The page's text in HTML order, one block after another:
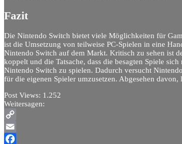
Fazit
Die Nintendo Switch bietet viele Möglichkeiten für
ist die Umsetzung von teilweise PC-Spielen in eine
Nintendo Switch auf dem Markt. Kritisch zu sehen ist
koppelt und die Tatsache, dass die besagten Spiele
Nintendo Switch zu spielen. Dadurch versucht
für die eigenen Spieler umzusetzen. Abgesehen
Post Views: 1.252
Weitersagen:
Copy
Link
Email